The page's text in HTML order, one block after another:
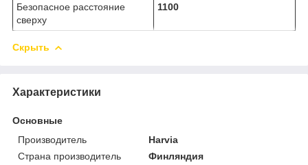
Безопасное расстояние
сверху
1100
Скрыть
Характеристики
Основные
Производитель
Harvia
Страна производитель
Финляндия